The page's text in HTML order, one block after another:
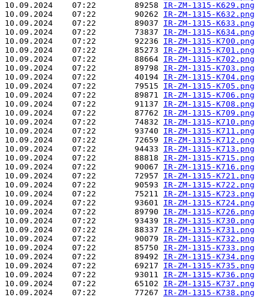
10.09.2024    07:22        89258 IR-ZM-1315-K629.png
10.09.2024    07:22        90262 IR-ZM-1315-K632.png
10.09.2024    07:22        89037 IR-ZM-1315-K633.png
10.09.2024    07:22        73837 IR-ZM-1315-K634.png
10.09.2024    07:22        92236 IR-ZM-1315-K700.png
10.09.2024    07:22        85273 IR-ZM-1315-K701.png
10.09.2024    07:22        88664 IR-ZM-1315-K702.png
10.09.2024    07:22        89798 IR-ZM-1315-K703.png
10.09.2024    07:22        40194 IR-ZM-1315-K704.png
10.09.2024    07:22        79515 IR-ZM-1315-K705.png
10.09.2024    07:22        89871 IR-ZM-1315-K706.png
10.09.2024    07:22        91137 IR-ZM-1315-K708.png
10.09.2024    07:22        87762 IR-ZM-1315-K709.png
10.09.2024    07:22        74832 IR-ZM-1315-K710.png
10.09.2024    07:22        93740 IR-ZM-1315-K711.png
10.09.2024    07:22        72659 IR-ZM-1315-K712.png
10.09.2024    07:22        94433 IR-ZM-1315-K713.png
10.09.2024    07:22        88818 IR-ZM-1315-K715.png
10.09.2024    07:22        90067 IR-ZM-1315-K716.png
10.09.2024    07:22        72957 IR-ZM-1315-K721.png
10.09.2024    07:22        90593 IR-ZM-1315-K722.png
10.09.2024    07:22        75211 IR-ZM-1315-K723.png
10.09.2024    07:22        93601 IR-ZM-1315-K724.png
10.09.2024    07:22        89790 IR-ZM-1315-K726.png
10.09.2024    07:22        93439 IR-ZM-1315-K730.png
10.09.2024    07:22        88337 IR-ZM-1315-K731.png
10.09.2024    07:22        90079 IR-ZM-1315-K732.png
10.09.2024    07:22        85750 IR-ZM-1315-K733.png
10.09.2024    07:22        89492 IR-ZM-1315-K734.png
10.09.2024    07:22        69217 IR-ZM-1315-K735.png
10.09.2024    07:22        93011 IR-ZM-1315-K736.png
10.09.2024    07:22        65102 IR-ZM-1315-K737.png
10.09.2024    07:22        77267 IR-ZM-1315-K738.png